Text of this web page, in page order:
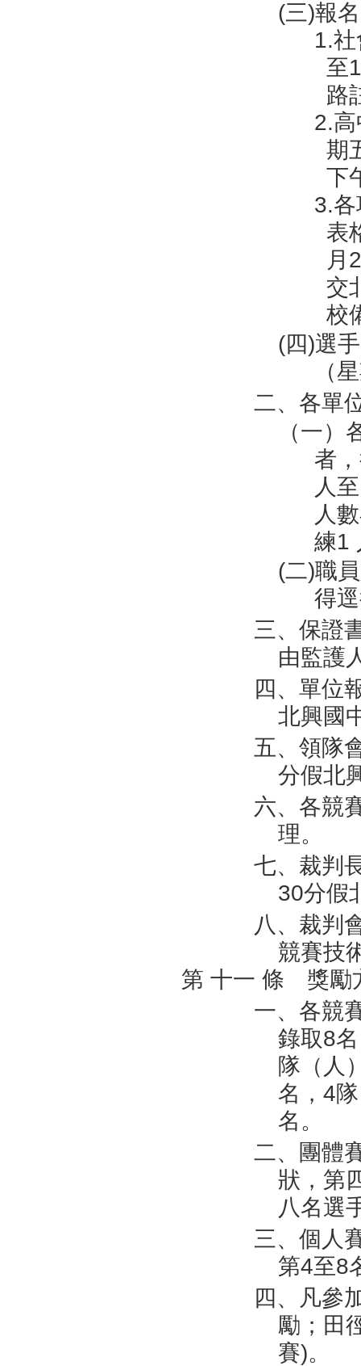
(三)報
1.
至
路
2.
期
下
3.
表
月
交
校
(四)選
（
二、各單
（一
者
人至
人
練1
(二)職
得
三、保證
由監護
四、單位
北興國
五、領隊
分假北
六、各競
理。
七、裁判
30分假
八、裁判
競賽技
第 十一 條 獎勵
一、各競
錄取8
隊（人
名， 4
名。
二、團體
狀，第
八名選
三、個人
第4至8
四、凡參
勵；田
賽)。